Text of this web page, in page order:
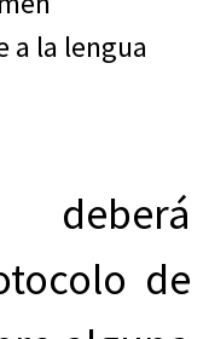
a la lengua
de